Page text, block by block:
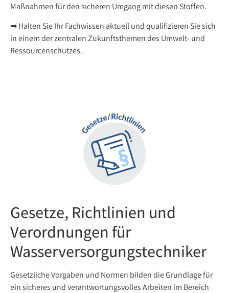
Maßnahmen für den sicheren Umgang mit diesen Stoffen.
➡ Halten Sie Ihr Fachwissen aktuell und qualifizieren Sie sich
in einem der zentralen Zukunftsthemen des Umwelt- und
Ressourcenschutzes.
Gesetze, Richtlinien und
Verordnungen für
Wasserversorgungstechniker
Gesetzliche Vorgaben und Normen bilden die Grundlage für
ein sicheres und verantwortungsvolles Arbeiten im Bereich